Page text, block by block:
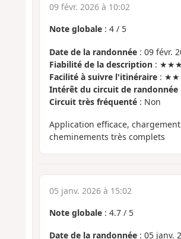
09 févr. 2026 à 10:02
Note globale: 4/ 5
Date de la randonnée: 09 févr.
Fiabilité de la description:
Facilité à suivre l'itinéraire:
Intérêt du circuit de randonnée
Circuit très fréquenté: Non
Application efficace,
cheminements très complets
05 janv. 2026 à 15:02
Note globale: 4.7/ 5
Date de la randonnée: 05 janv.